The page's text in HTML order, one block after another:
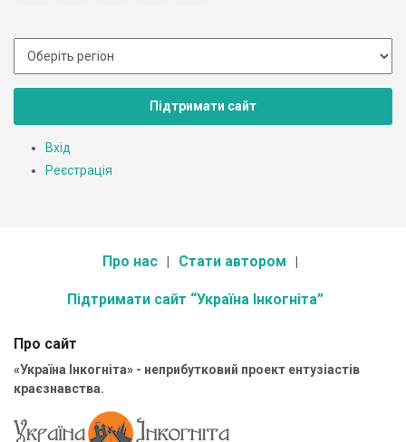
Підтримати сайт
Вхід
Реєстрація
Про нас Стати автором
Підтримати сайт “Україна Інкогніта”
Про сайт
«Україна Інкогніта» - неприбутковий проект ентузіастів
краєзнавства.